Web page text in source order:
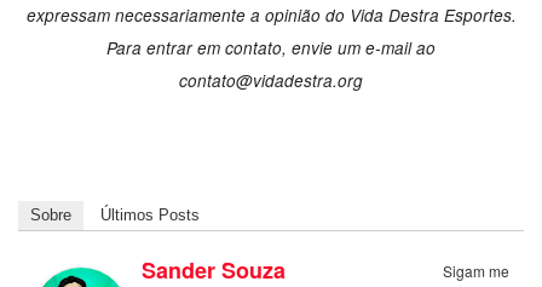
expressam necessariamente a opinião do Vida Destra Esportes.
Para entrar em contato, envie um e-mail ao
contato@vidadestra.org
Sobre Últimos Posts
Sigam me
Sander Souza